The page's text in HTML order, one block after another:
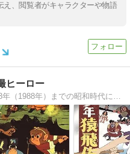
、閲覧者がキャラクターや物語
ヒーロー
昭和36年（1961年）から昭和63年（1988年）までの昭和時代にレギュラー放送された全570番組のテレビアニメ番組情報を掲載したブログ。